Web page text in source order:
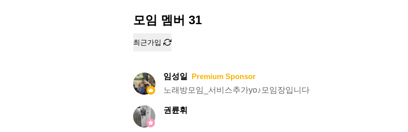
모임 멤버 31
최근가입
임성일
Premium Sponsor
노래방모임_서비스추가yo♪모임장입니다
권륜휘